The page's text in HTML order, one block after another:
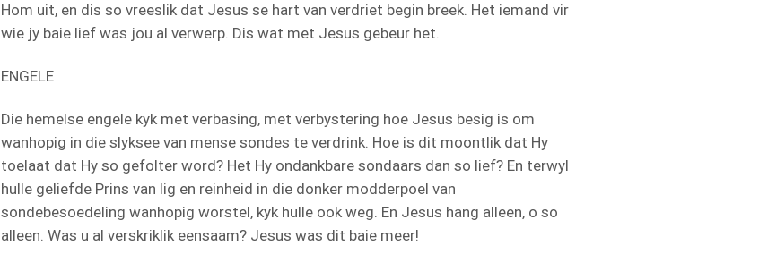
Hom uit, en dis so vreeslik dat Jesus se hart van verdriet begin breek. Het iemand vir
wie jy baie lief was jou al verwerp. Dis wat met Jesus gebeur het.
ENGELE
Die hemelse engele kyk met verbasing, met verbystering hoe Jesus besig is om
wanhopig in die slyksee van mense sondes te verdrink. Hoe is dit moontlik dat Hy
toelaat dat Hy so gefolter word? Het Hy ondankbare sondaars dan so lief? En terwyl
hulle geliefde Prins van lig en reinheid in die donker modderpoel van
sondebesoedeling wanhopig worstel, kyk hulle ook weg. En Jesus hang alleen, o so
alleen. Was u al verskriklik eensaam? Jesus was dit baie meer!